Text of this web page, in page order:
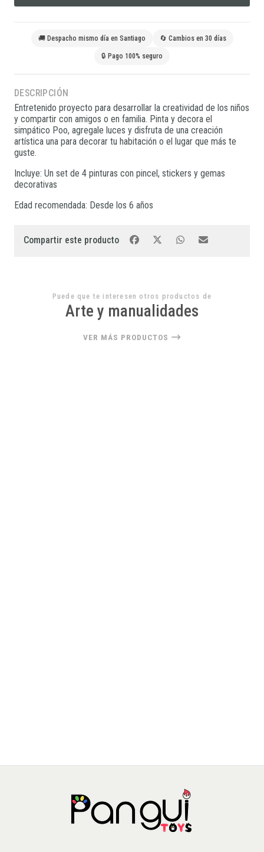
🚚 Despacho mismo día en Santiago 🔄 Cambios en 30 días
🔒 Pago 100% seguro
DESCRIPCIÓN
Entretenido proyecto para desarrollar la creatividad de los niños
y compartir con amigos o en familia. Pinta y decora el
simpático Poo, agregale luces y disfruta de una creación
artística una para decorar tu habitación o el lugar que más te
guste.
Incluye: Un set de 4 pinturas con pincel, stickers y gemas
decorativas
Edad recomendada: Desde los 6 años
Compartir este producto
Puede que te interesen otros productos de
Arte y manualidades
VER MÁS PRODUCTOS